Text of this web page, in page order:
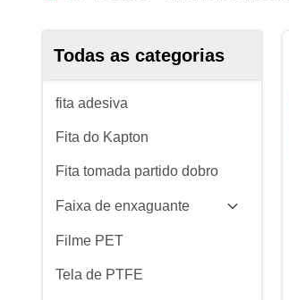
Todas as categorias
fita adesiva
Fita do Kapton
Fita tomada partido dobro
Faixa de enxaguante
Filme PET
Tela de PTFE